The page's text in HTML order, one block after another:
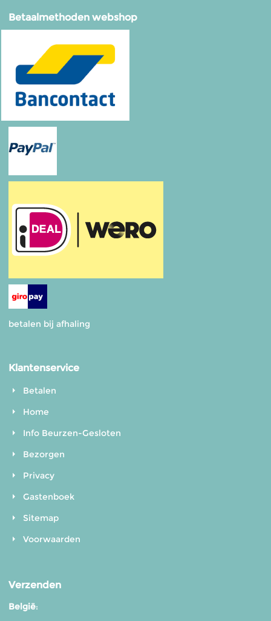
Betaalmethoden webshop
betalen bij afhaling
Klantenservice
Betalen
Home
Info Beurzen-Gesloten
Bezorgen
Privacy
Gastenboek
Sitemap
Voorwaarden
Verzenden
België: